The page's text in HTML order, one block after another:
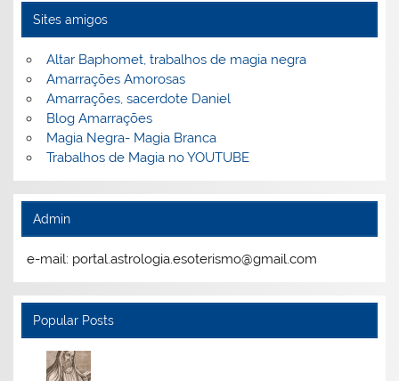
Sites amigos
Altar Baphomet, trabalhos de magia negra
Amarrações Amorosas
Amarrações, sacerdote Daniel
Blog Amarrações
Magia Negra- Magia Branca
Trabalhos de Magia no YOUTUBE
Admin
e-mail: portal.astrologia.esoterismo@gmail.com
Popular Posts